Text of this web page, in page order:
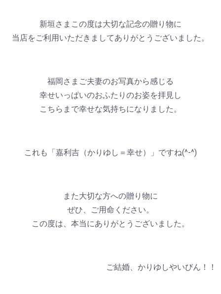
新垣さまこの度は大切な記念の贈り物に
当店をご利用いただきましてありがとうございました。
福岡さまご夫妻のお写真から感じる
幸せいっぱいのおふたりのお姿を拝見し
こちらまで幸せな気持ちになりました。
これも「嘉利吉（かりゆし＝幸せ）」ですね(^-^)
また大切な方への贈り物に
ぜひ、ご用命ください。
この度は、本当にありがとうございました。
ご結婚、かりゆしやいびん！！